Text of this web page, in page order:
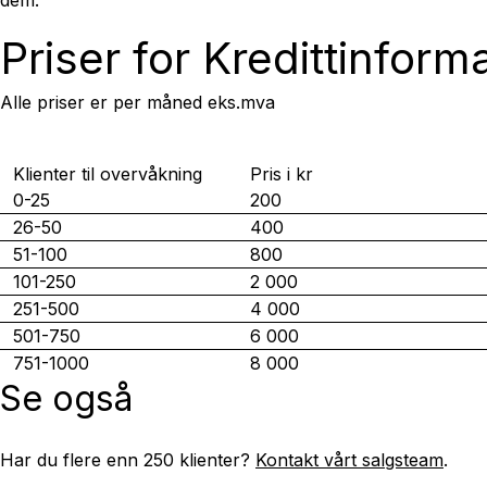
Priser for
Alle priser er per måned eks.mva
Klienter til overvåkning
Pris i kr
0-25
200
26-50
400
51-100
800
101-250
2 000
251-500
4 000
501-750
6 000
751-1000
8 000
Se også
Har du flere enn 250 klienter? Kontakt vårt salgsteam.